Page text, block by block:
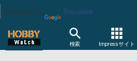
Powered by Translate
検索 Impressサイト